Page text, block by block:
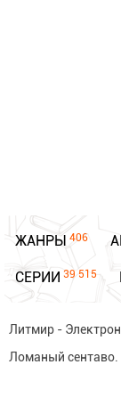
ЖАНРЫ 406
СЕРИИ 39 515
Литмир -
Ломаный сентаво.